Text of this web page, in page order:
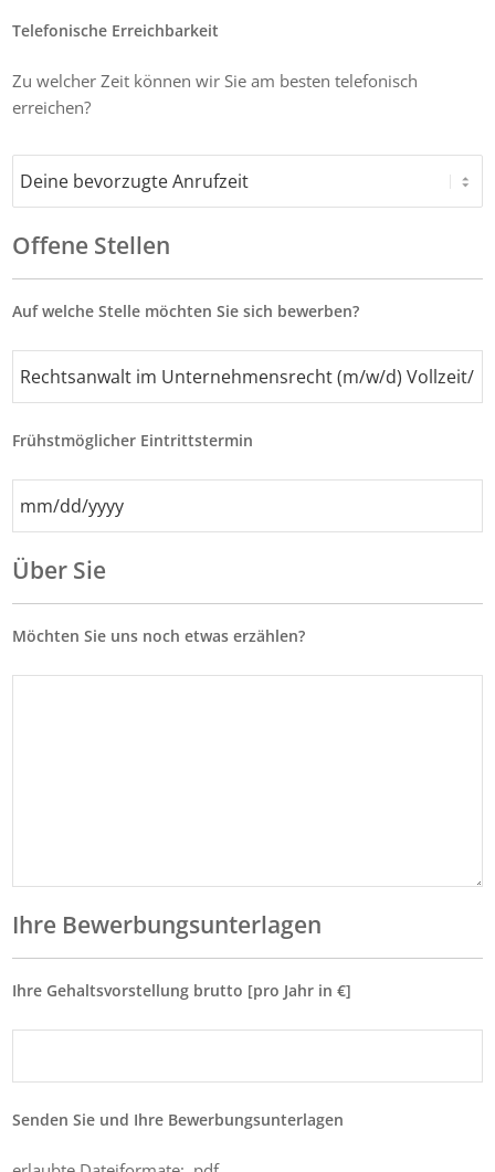
Telefonische Erreichbarkeit
Zu welcher Zeit können wir Sie am besten telefonisch
erreichen?
Offene Stellen
Auf welche Stelle möchten Sie sich bewerben?
Frühstmöglicher Eintrittstermin
MM
Schrägstrich
TT
Über Sie
Möchten Sie uns noch etwas erzählen?
Ihre Bewerbungsunterlagen
Ihre Gehaltsvorstellung brutto [pro Jahr in €]
Senden Sie und Ihre Bewerbungsunterlagen